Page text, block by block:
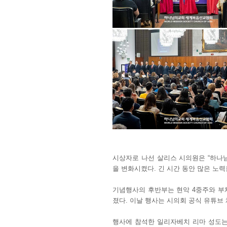
시상자로 나선 살리스 시의원은 “하
을 변화시켰다. 긴 시간 동안 많은 노
기념행사의 후반부는 현악 4중주와
졌다. 이날 행사는 시의회 공식 유튜브
행사에 참석한 일리자베치 리마 성도